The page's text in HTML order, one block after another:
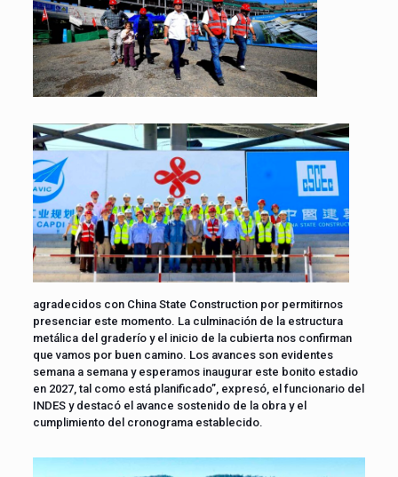
agradecidos con China State Construction por permitirnos
presenciar este momento. La culminación de la estructura
metálica del graderío y el inicio de la cubierta nos confirman
que vamos por buen camino. Los avances son evidentes
semana a semana y esperamos inaugurar este bonito estadio
en 2027, tal como está planificado”, expresó, el funcionario del
INDES y destacó el avance sostenido de la obra y el
cumplimiento del cronograma establecido.